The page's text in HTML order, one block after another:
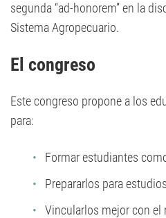
segunda “ad­-honorem” en la
Sistema Agropecuario.
El congreso
Este congreso propone a los
para:
Formar estudiantes
Prepararlos para
Vincularlos mejor con el